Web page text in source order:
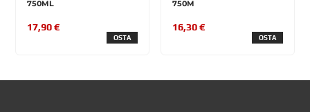
750ML
17,90 €
OSTA
750M
16,30 €
OSTA